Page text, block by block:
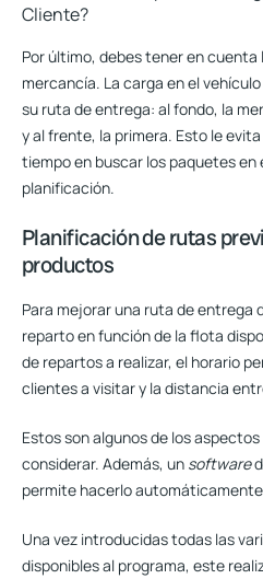
Por último, debes tener en
mercancía. La carga en el
su ruta de entrega: al fondo, la
y al frente, la primera. Esto le
tiempo en buscar los paquetes en
planificación.
Planificación de rutas
productos
Para mejorar una ruta de entrega
reparto en función de la flota
de repartos a realizar, el horario
clientes a visitar y la distancia
Estos son algunos de los
considerar. Además, un software
permite hacerlo
Una vez introducidas todas las
disponibles al programa, este